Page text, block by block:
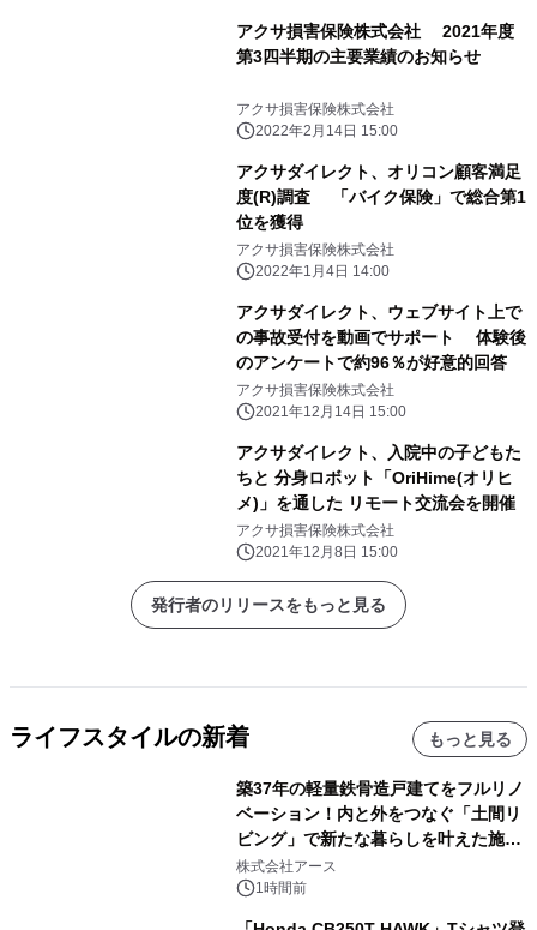
アクサ損害保険株式会社 2021年度
第3四半期の主要業績のお知らせ
アクサ損害保険株式会社
2022年2月14日 15:00
アクサダイレクト、オリコン顧客満足
度(R)調査 「バイク保険」で総合第1
位を獲得
アクサ損害保険株式会社
2022年1月4日 14:00
アクサダイレクト、ウェブサイト上で
の事故受付を動画でサポート 体験後
のアンケートで約96％が好意的回答
アクサ損害保険株式会社
2021年12月14日 15:00
アクサダイレクト、入院中の子どもた
ちと 分身ロボット「OriHime(オリヒ
メ)」を通した リモート交流会を開催
アクサ損害保険株式会社
2021年12月8日 15:00
発行者のリリースをもっと見る
ライフスタイルの新着 もっと見る
築37年の軽量鉄骨造戸建てをフルリノ
ベーション！内と外をつなぐ「土間リ
ビング」で新たな暮らしを叶えた施工
事例を株式会社アースが公開
株式会社アース
1時間前